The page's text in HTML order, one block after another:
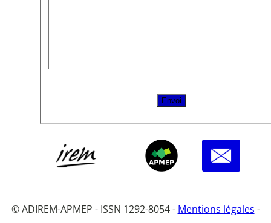
© ADIREM-APMEP - ISSN 1292-8054 - Mentions légales -